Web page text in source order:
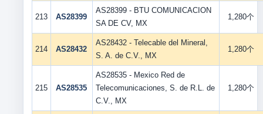
213 AS28399
AS28399 - BTU COMUNICACION
SA DE CV, MX
1,280个
214 AS28432
AS28432 - Telecable del Mineral,
S. A. de C.V., MX
1,280个
215 AS28535
AS28535 - Mexico Red de
Telecomunicaciones, S. de R.L. de
C.V., MX
1,280个